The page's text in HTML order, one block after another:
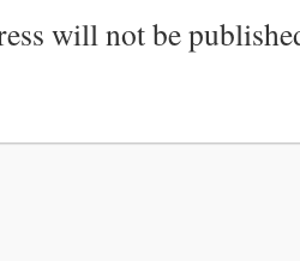
will not be